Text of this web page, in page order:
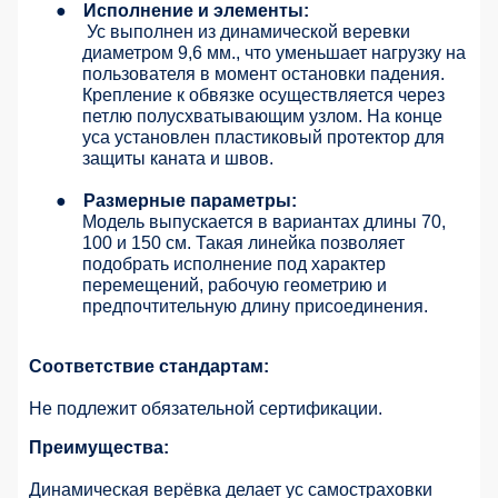
●
Исполнение и элементы:
Ус выполнен из динамической веревки
диаметром 9,6 мм., что уменьшает нагрузку на
пользователя в момент остановки падения.
Крепление к обвязке осуществляется через
петлю полусхватывающим узлом. На конце
уса установлен пластиковый протектор для
защиты каната и швов.
●
Размерные параметры:
Модель выпускается в вариантах длины 70,
100 и 150 см. Такая линейка позволяет
подобрать исполнение под характер
перемещений, рабочую геометрию и
предпочтительную длину присоединения.
Соответствие стандартам:
Не подлежит обязательной сертификации.
Преимущества:
Динамическая верёвка делает ус самостраховки